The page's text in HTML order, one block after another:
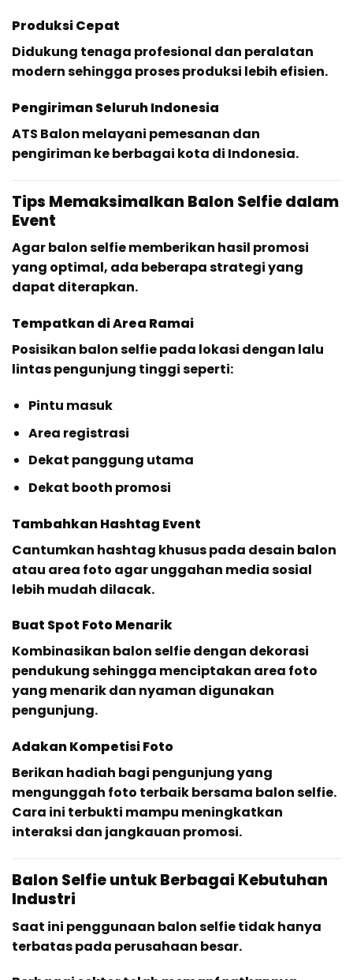
Produksi Cepat
Didukung tenaga profesional dan peralatan
modern sehingga proses produksi lebih efisien.
Pengiriman Seluruh Indonesia
ATS Balon melayani pemesanan dan
pengiriman ke berbagai kota di Indonesia.
Tips Memaksimalkan Balon Selfie dalam
Event
Agar balon selfie memberikan hasil promosi
yang optimal, ada beberapa strategi yang
dapat diterapkan.
Tempatkan di Area Ramai
Posisikan balon selfie pada lokasi dengan lalu
lintas pengunjung tinggi seperti:
Pintu masuk
Area registrasi
Dekat panggung utama
Dekat booth promosi
Tambahkan Hashtag Event
Cantumkan hashtag khusus pada desain balon
atau area foto agar unggahan media sosial
lebih mudah dilacak.
Buat Spot Foto Menarik
Kombinasikan balon selfie dengan dekorasi
pendukung sehingga menciptakan area foto
yang menarik dan nyaman digunakan
pengunjung.
Adakan Kompetisi Foto
Berikan hadiah bagi pengunjung yang
mengunggah foto terbaik bersama balon selfie.
Cara ini terbukti mampu meningkatkan
interaksi dan jangkauan promosi.
Balon Selfie untuk Berbagai Kebutuhan
Industri
Saat ini penggunaan balon selfie tidak hanya
terbatas pada perusahaan besar.